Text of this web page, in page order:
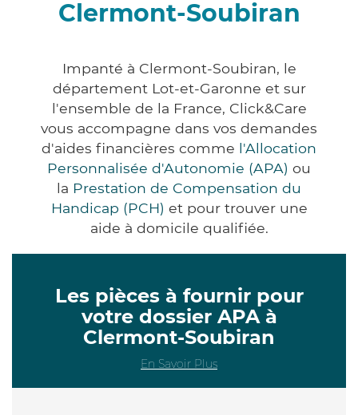
Clermont-Soubiran
Impanté à Clermont-Soubiran, le
département Lot-et-Garonne et sur
l'ensemble de la France, Click&Care
vous accompagne dans vos demandes
d'aides financières comme l'Allocation
Personnalisée d'Autonomie (APA) ou
la Prestation de Compensation du
Handicap (PCH) et pour trouver une
aide à domicile qualifiée.
Les pièces à fournir pour
votre dossier APA à
Clermont-Soubiran
En Savoir Plus